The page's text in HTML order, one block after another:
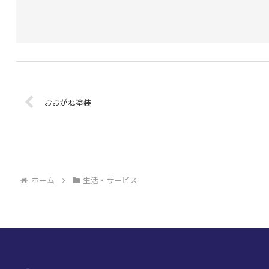
おおがね塗装
ホーム 生活・サービス